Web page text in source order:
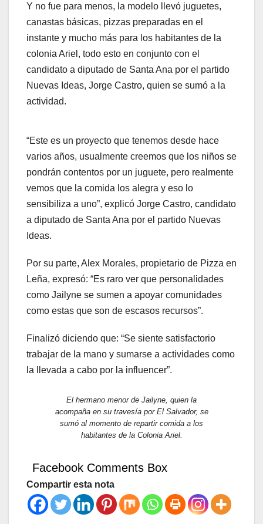
Y no fue para menos, la modelo llevó juguetes,
canastas básicas, pizzas preparadas en el
instante y mucho más para los habitantes de la
colonia Ariel, todo esto en conjunto con el
candidato a diputado de Santa Ana por el partido
Nuevas Ideas, Jorge Castro, quien se sumó a la
actividad.
“Este es un proyecto que tenemos desde hace
varios años, usualmente creemos que los niños se
pondrán contentos por un juguete, pero realmente
vemos que la comida los alegra y eso lo
sensibiliza a uno”, explicó Jorge Castro, candidato
a diputado de Santa Ana por el partido Nuevas
Ideas.
Por su parte, Alex Morales, propietario de Pizza en
Leña, expresó: “Es raro ver que personalidades
como Jailyne se sumen a apoyar comunidades
como estas que son de escasos recursos”.
Finalizó diciendo que: “Se siente satisfactorio
trabajar de la mano y sumarse a actividades como
la llevada a cabo por la influencer”.
El hermano menor de Jailyne, quien la
acompaña en su travesía por El Salvador, se
sumó al momento de repartir comida a los
habitantes de la Colonia Ariel.
Facebook Comments Box
Compartir esta nota